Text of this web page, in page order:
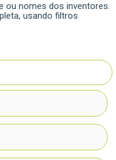
ou nomes dos inventores.
usando filtros